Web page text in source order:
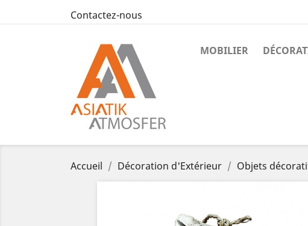
Contactez-nous
MOBILIER
Accueil Décoration d'Extérieur Objets